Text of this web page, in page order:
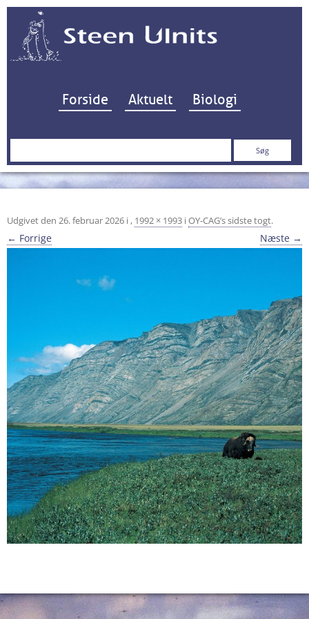
Hop til indhold
Forside Aktuelt Biologi
Søg
Udgivet den 26. februar 2026 i , 1992 × 1993 iOY-CAG’s sidste togt.
← Forrige Næste →